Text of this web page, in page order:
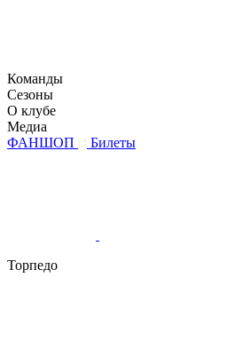
Команды
Сезоны
О клубе
Медиа
ФАНШОП
Билеты
Торпедо